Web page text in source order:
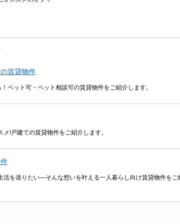
賃貸物件
ペット可・ペット相談可の賃貸物件をご紹介します。
!戸建ての賃貸物件をご紹介します。
を送りたい―そんな想いを叶える一人暮らし向け賃貸物件をご